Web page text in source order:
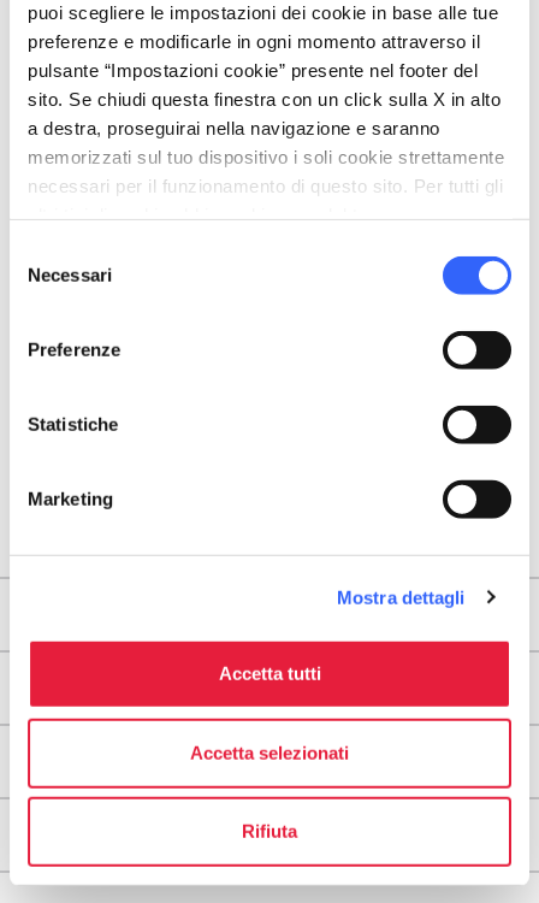
puoi scegliere le impostazioni dei cookie in base alle tue
preferenze e modificarle in ogni momento attraverso il
pulsante “Impostazioni cookie” presente nel footer del
sito. Se chiudi questa finestra con un click sulla X in alto
a destra, proseguirai nella navigazione e saranno
memorizzati sul tuo dispositivo i soli cookie strettamente
necessari per il funzionamento di questo sito. Per tutti gli
delNecessari
Preferenze
Statistiche
Marketing
Mostra dettagli
Accetta tutti
Accetta selezionati
Rifiuta
Borgo del Ponte Parish Church
Useful information